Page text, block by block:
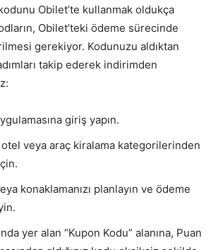
Obilet’te kullanmak oldukça
Obilet’teki ödeme sürecinde
gerekiyor. Kodunuzu aldıktan
takip ederek indirimden
giriş yapın.
veya araç kiralama kategorilerinden
konaklamanızı planlayın ve ödeme
yer alan “Kupon Kodu” alanına, Puan